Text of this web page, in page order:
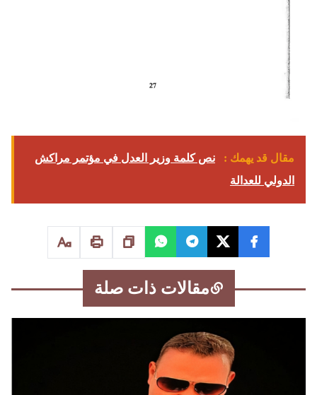
مقال قد يهمك :
نص كلمة وزير العدل في مؤتمر مراكش
الدولي للعدالة
مقالات ذات صلة